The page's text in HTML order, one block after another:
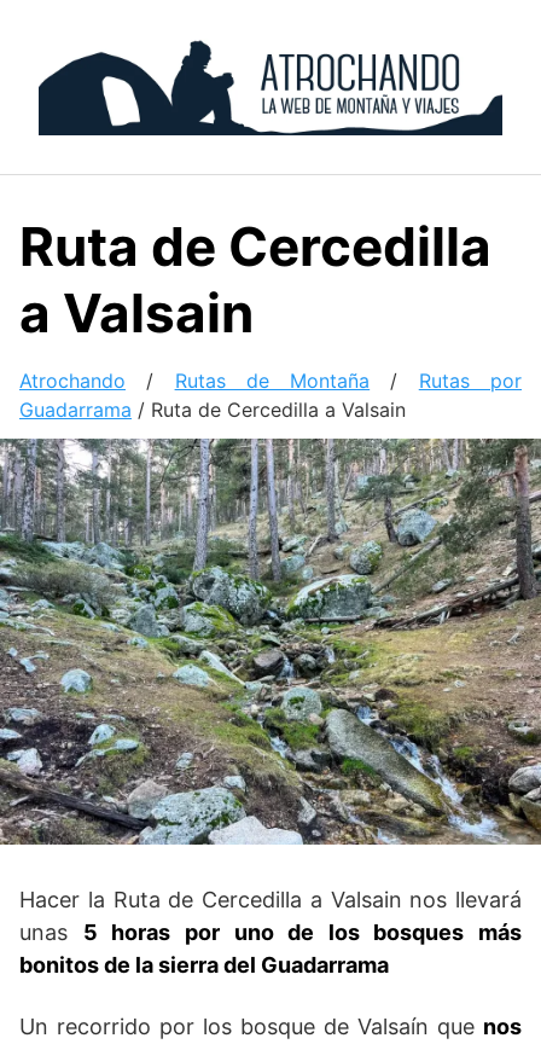
content
Ruta de Cercedilla
a Valsain
Atrochando / Rutas de Montaña / Rutas por
Guadarrama / Ruta de Cercedilla a Valsain
Hacer la Ruta de Cercedilla a Valsain nos llevará
unas 5 horas por uno de los bosques más
bonitos de la sierra del Guadarrama
Un recorrido por los bosque de Valsaín que nos